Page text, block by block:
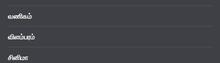
வணிகம்
விளம்பரம்
சினிமா